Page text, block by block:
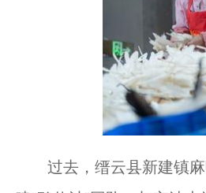
过去，缙云县新建镇麻